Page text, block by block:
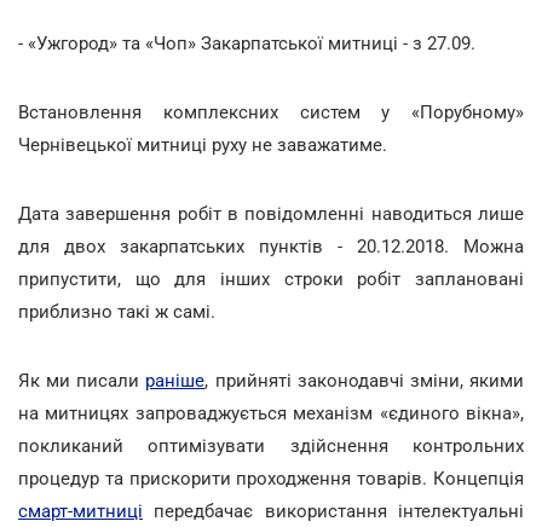
- «Ужгород» та «Чоп» Закарпатської митниці - з 27.09.
Встановлення комплексних систем у «Порубному»
Чернівецької митниці руху не заважатиме.
Дата завершення робіт в повідомленні наводиться лише
для двох закарпатських пунктів - 20.12.2018. Можна
припустити, що для інших строки робіт заплановані
приблизно такі ж самі.
Як ми писали раніше, прийняті законодавчі зміни, якими
на митницях запроваджується механізм «єдиного вікна»,
покликаний оптимізувати здійснення контрольних
процедур та прискорити проходження товарів. Концепція
смарт-митниці передбачає використання інтелектуальні